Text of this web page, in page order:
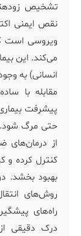
تشخیص
نقص ایمنی
ویروسی است
انسانی) به
مقابله با
پیشرفت
حتی مرگ شود.
کنترل کرده و
روش‌های
راه‌های
درک دقیقی